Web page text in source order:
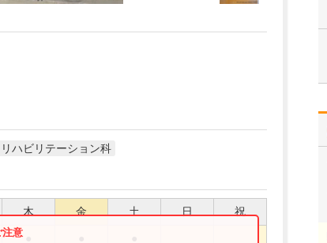
リハビリテーション科
木 金 土 日 祝